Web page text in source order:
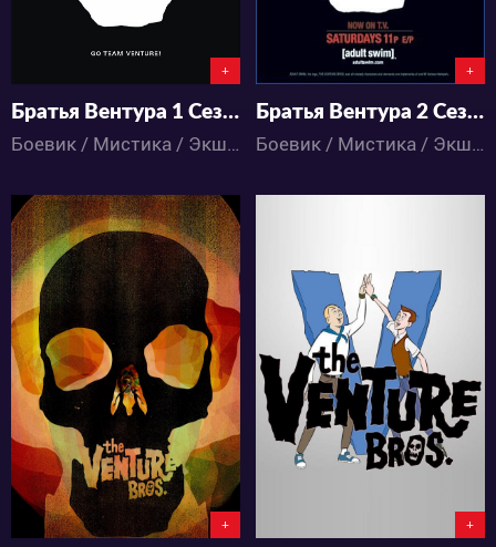
+
Братья Вентура 1 Сезон
Боевик / Мистика / Экшен / Детектив / Комедия / Приключения / Мультфильмы
+
Братья Вентура 2 Сезон
Боевик / Мистика / Экшен / Детектив / Комедия / Приключения / Мультфильмы
3309
0
+
2953
0 0
+